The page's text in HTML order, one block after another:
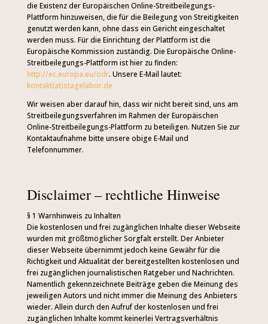
die Existenz der Europäischen Online-Streitbeilegungs-
Plattform hinzuweisen, die für die Beilegung von Streitigkeiten
genutzt werden kann, ohne dass ein Gericht eingeschaltet
werden muss. Für die Einrichtung der Plattform ist die
Europäische Kommission zuständig. Die Europäische Online-
Streitbeilegungs-Plattform ist hier zu finden:
http://ec.europa.eu/odr. Unsere E-Mail lautet:
kontakt(at)stagelabor.de
Wir weisen aber darauf hin, dass wir nicht bereit sind, uns am
Streitbeilegungsverfahren im Rahmen der Europäischen
Online-Streitbeilegungs-Plattform zu beteiligen. Nutzen Sie zur
Kontaktaufnahme bitte unsere obige E-Mail und
Telefonnummer.
Disclaimer – rechtliche Hinweise
§ 1 Warnhinweis zu Inhalten
Die kostenlosen und frei zugänglichen Inhalte dieser Webseite
wurden mit größtmöglicher Sorgfalt erstellt. Der Anbieter
dieser Webseite übernimmt jedoch keine Gewähr für die
Richtigkeit und Aktualität der bereitgestellten kostenlosen und
frei zugänglichen journalistischen Ratgeber und Nachrichten.
Namentlich gekennzeichnete Beiträge geben die Meinung des
jeweiligen Autors und nicht immer die Meinung des Anbieters
wieder. Allein durch den Aufruf der kostenlosen und frei
zugänglichen Inhalte kommt keinerlei Vertragsverhältnis